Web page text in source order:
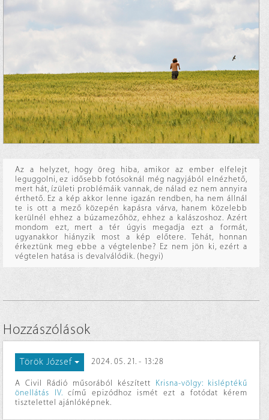
Az a helyzet, hogy öreg hiba, amikor az ember elfelejt
leguggolni, ez idősebb fotósoknál még nagyjából elnézhető,
mert hát, ízületi problémáik vannak, de nálad ez nem annyira
érthető. Ez a kép akkor lenne igazán rendben, ha nem állnál
te is ott a mező közepén kapásra várva, hanem közelebb
kerülnél ehhez a búzamezőhöz, ehhez a kalászoshoz. Azért
mondom ezt, mert a tér úgyis megadja ezt a formát,
ugyanakkor hiányzik most a kép előtere. Tehát, honnan
érkeztünk meg ebbe a végtelenbe? Ez nem jön ki, ezért a
végtelen hatása is devalválódik. (hegyi)
Hozzászólások
Török József 2024. 05. 21. - 13:28
A Civil Rádió műsorából készített Krisna-völgy: kisléptékű
önellátás IV.című epizódhoz ismét ezt a fotódat kérem
tisztelettel ajánlóképnek.